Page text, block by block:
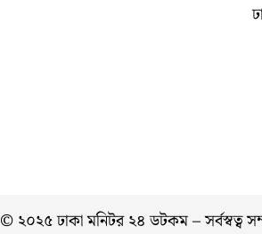
© ২০২৫ ঢাকা মনিটর ২৪ ডটকম – সর্বস্বত্ব